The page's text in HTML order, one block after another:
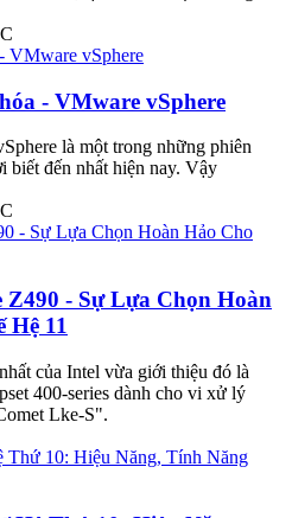
- VMware vSphere
là một trong những phiên
đến nhất hiện nay. Vậy
- Sự Lựa Chọn Hoàn
Hệ 11
của Intel vừa giới thiệu đó là
400-series dành cho vi xử lý
Lke-S".